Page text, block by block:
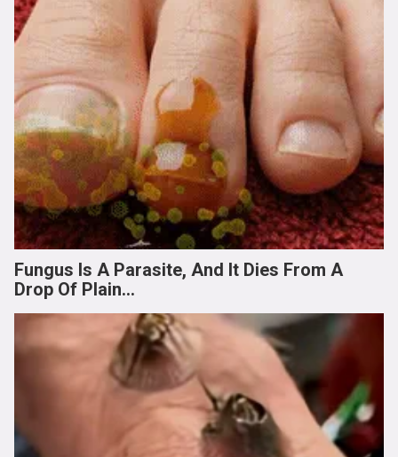
Fungus Is A Parasite, And It Dies From A
Drop Of Plain...